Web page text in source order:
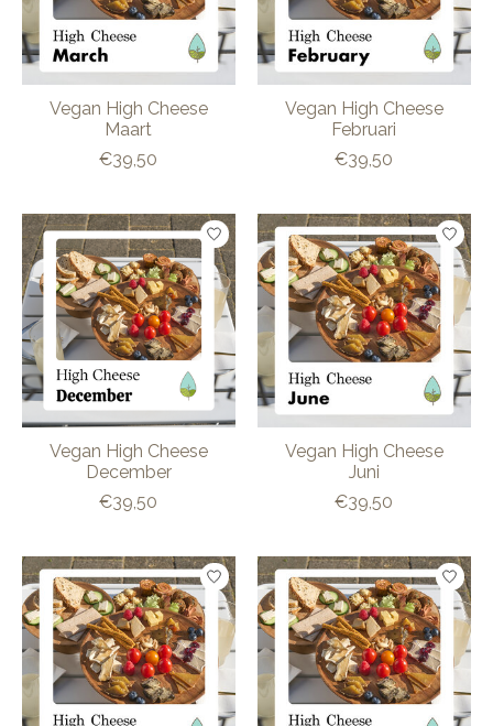
Vegan High Cheese
Maart
€39,50
Vegan High Cheese
Februari
€39,50
Vegan High Cheese
December
€39,50
Vegan High Cheese
Juni
€39,50